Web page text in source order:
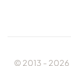
© 2013 - 2026